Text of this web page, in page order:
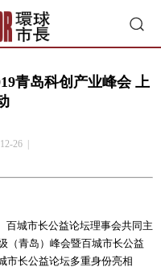
青岛科创产业峰会 上
26 |
城市长公益论坛理事会共同主
（青岛）峰会暨百城市长公益
市长公益论坛多重身份亮相